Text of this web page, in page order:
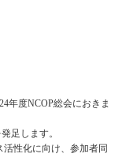
年度NCOP総会におきま
足します。
性化に向け、参加者同